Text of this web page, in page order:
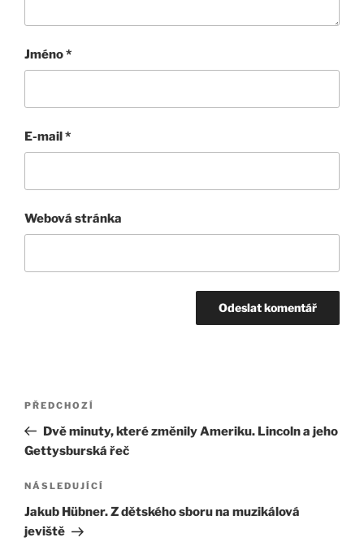
Jméno*
E-mail*
Webová stránka
Navigace
příspěvek
Předchozí
příspěvek
PŘEDCHOZÍ
Dvě minuty, které změnily Ameriku. Lincoln a jeho
Gettysburská řeč
Následující
příspěvek
NÁSLEDUJÍCÍ
Jakub Hübner. Z dětského sboru na muzikálová
jeviště